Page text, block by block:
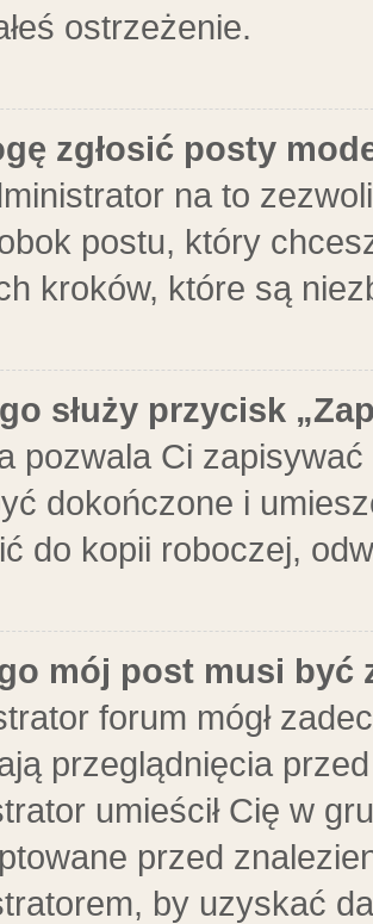
ostrzeżenie.
zgłosić posty
na to
postu, który
kroków, które są
służy przycisk
pozwala Ci
dokończone i
do kopii roboczej,
mój post musi być
forum mógł
przeglądnięcia
umieścił Cię w
przed
by uzyskać